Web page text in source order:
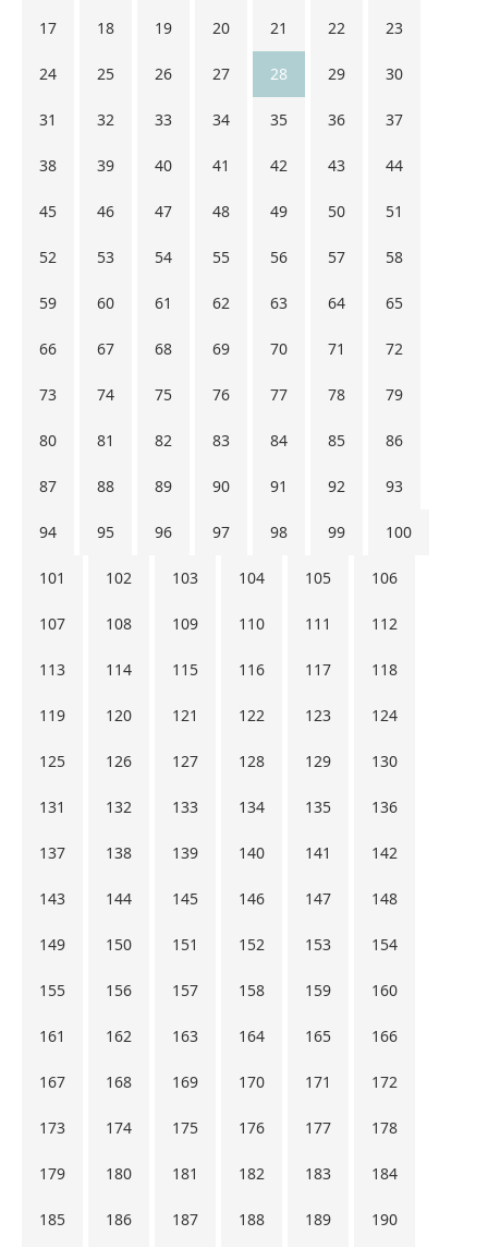
17 18 19 20 21 22 23
24 25 26 27 28 29 30
31 32 33 34 35 36 37
38 39 40 41 42 43 44
45 46 47 48 49 50 51
52 53 54 55 56 57 58
59 60 61 62 63 64 65
66 67 68 69 70 71 72
73 74 75 76 77 78 79
80 81 82 83 84 85 86
87 88 89 90 91 92 93
94 95 96 97 98 99 100
101 102 103 104 105 106
107 108 109 110 111 112
113 114 115 116 117 118
119 120 121 122 123 124
125 126 127 128 129 130
131 132 133 134 135 136
137 138 139 140 141 142
143 144 145 146 147 148
149 150 151 152 153 154
155 156 157 158 159 160
161 162 163 164 165 166
167 168 169 170 171 172
173 174 175 176 177 178
179 180 181 182 183 184
185 186 187 188 189 190